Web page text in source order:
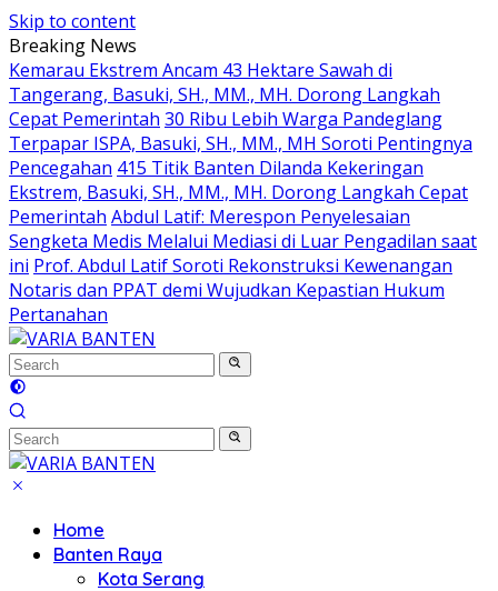
Skip to content
Breaking News
Kemarau Ekstrem Ancam 43 Hektare Sawah di
Tangerang, Basuki, SH., MM., MH. Dorong Langkah
Cepat Pemerintah 30 Ribu Lebih Warga Pandeglang
Terpapar ISPA, Basuki, SH., MM., MH Soroti Pentingnya
Pencegahan 415 Titik Banten Dilanda Kekeringan
Ekstrem, Basuki, SH., MM., MH. Dorong Langkah Cepat
Pemerintah Abdul Latif: Merespon Penyelesaian
Sengketa Medis Melalui Mediasi di Luar Pengadilan saat
ini Prof. Abdul Latif Soroti Rekonstruksi Kewenangan
Notaris dan PPAT demi Wujudkan Kepastian Hukum
Pertanahan
Home
Banten Raya
Kota Serang